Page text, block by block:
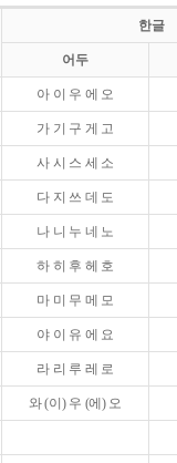
한글
어두
아 이 우 에 오
가 기 구 게 고
사 시 스 세 소
다 지 쓰 데 도
나 니 누 네 노
하 히 후 헤 호
마 미 무 메 모
야 이 유 에 요
라 리 루 레 로
와 (이) 우 (에) 오